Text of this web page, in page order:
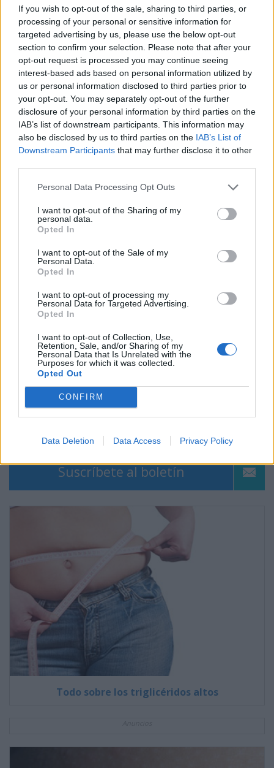
If you wish to opt-out of the sale, sharing to third parties, or
processing of your personal or sensitive information for
targeted advertising by us, please use the below opt-out
section to confirm your selection. Please note that after your
opt-out request is processed you may continue seeing
interest-based ads based on personal information utilized by
us or personal information disclosed to third parties prior to
your opt-out. You may separately opt-out of the further
disclosure of your personal information by third parties on the
IAB’s list of downstream participants. This information may
also be disclosed by us to third parties on the IAB’s List of
Downstream Participants that may further disclose it to other
Personal Data Processing Opt Outs
I want to opt-out of the Sharing of my
personal data.
Opted In
I want to opt-out of the Sale of my
Personal Data.
Opted In
I want to opt-out of processing my
Personal Data for Targeted Advertising.
Opted In
I want to opt-out of Collection, Use,
Retention, Sale, and/or Sharing of my
Personal Data that Is Unrelated with the
Purposes for which it was collected.
Opted Out
CONFIRM
Data Deletion Data Access Privacy Policy
Síntomas del Embarazo
Pruebas de Embarazo
Pruebas de Laboratorio para Detección de
Embarazo
Cuidado de la Salud Durante el Embarazo
Etapas del Embarazo
Cómo Saber Cuando Está Próxima a Dar a Luz
Aprenda las Señales del Parto Prematuro
Parto y Nacimiento
Inducción del Parto
Cesárea
Suscríbete al boletín
Todo sobre los triglicéridos altos